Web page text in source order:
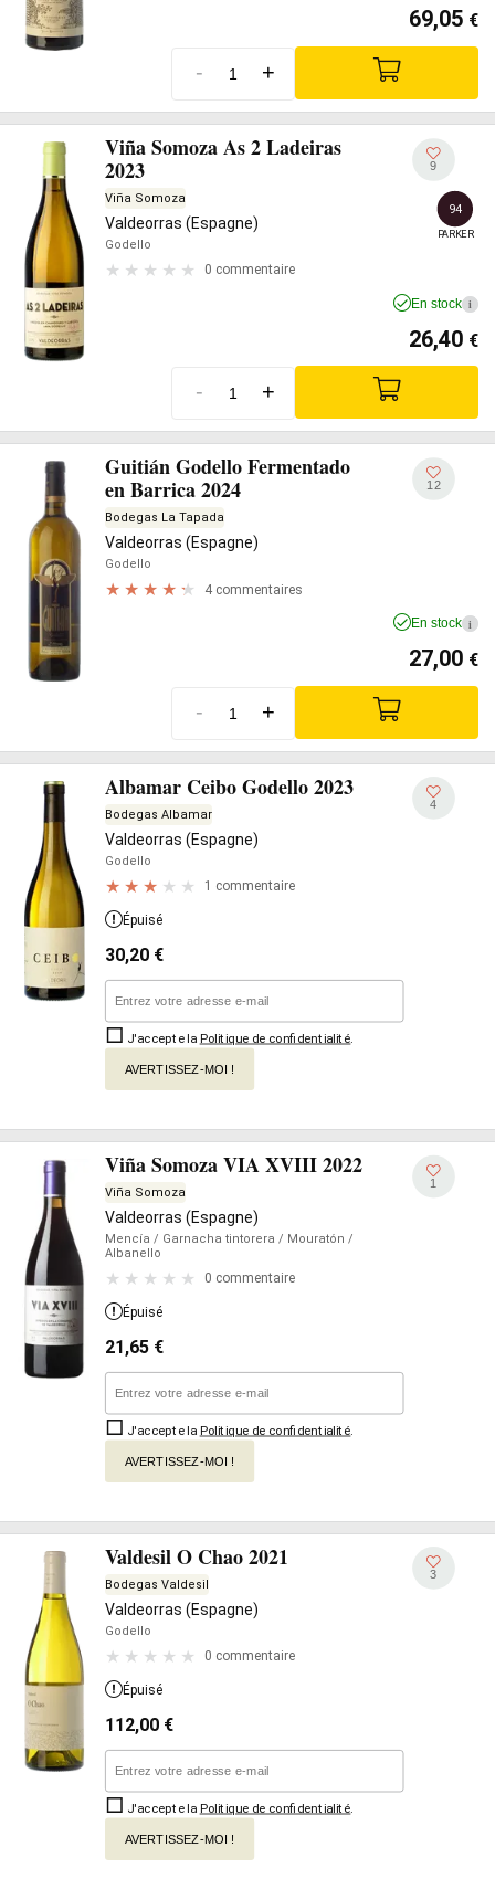
69,05 €
- +
Viña Somoza As 2 Ladeiras
2023
Viña Somoza
Valdeorras (Espagne)
Godello
0 commentaire
9
94
PARKER
En stock i
26,40 €
- +
Guitián Godello Fermentado
en Barrica 2024
Bodegas La Tapada
Valdeorras (Espagne)
Godello
4 commentaires
12
En stock i
27,00 €
- +
Albamar Ceibo Godello 2023
Bodegas Albamar
Valdeorras (Espagne)
Godello
1 commentaire
4
Épuisé
30,20 €
J'accepte la Politique de confidentialité
AVERTISSEZ-MOI !
Viña Somoza VIA XVIII 2022
Viña Somoza
Valdeorras (Espagne)
Mencía / Garnacha tintorera / Mouratón /
Albanello
0 commentaire
1
Épuisé
21,65 €
J'accepte la Politique de confidentialité
AVERTISSEZ-MOI !
Valdesil O Chao 2021
Bodegas Valdesil
Valdeorras (Espagne)
Godello
0 commentaire
3
Épuisé
112,00 €
J'accepte la Politique de confidentialité
AVERTISSEZ-MOI !